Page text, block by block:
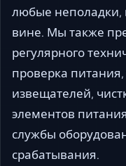
любые
вине. Мы также
регулярного
проверка
извещателей,
элементов
службы
срабатывания.